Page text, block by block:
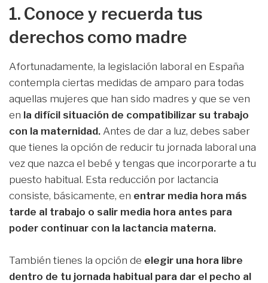
1. Conoce y recuerda tus
derechos como madre
Afortunadamente, la legislación laboral en España
contempla ciertas medidas de amparo para todas
aquellas mujeres que han sido madres y que se ven
en la difícil situación de compatibilizar su trabajo
con la maternidad. Antes de dar a luz, debes saber
que tienes la opción de reducir tu jornada laboral una
vez que nazca el bebé y tengas que incorporarte a tu
puesto habitual. Esta reducción por lactancia
consiste, básicamente, en entrar media hora más
tarde al trabajo o salir media hora antes para
poder continuar con la lactancia materna.
También tienes la opción de elegir una hora libre
dentro de tu jornada habitual para dar el pecho al